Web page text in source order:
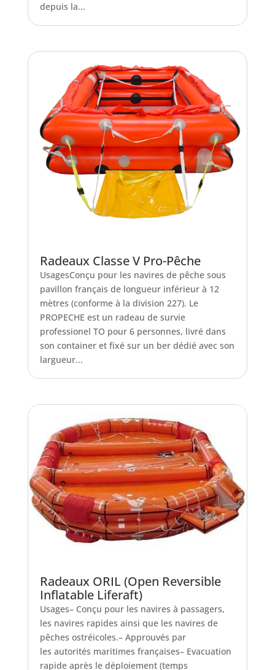
depuis la...
Radeaux Classe V Pro-Pêche
UsagesConçu pour les navires de pêche sous
pavillon français de longueur inférieur à 12
mètres (conforme à la division 227). Le
PROPECHE est un radeau de survie
professionel TO pour 6 personnes, livré dans
son container et fixé sur un ber dédié avec son
largueur...
Radeaux ORIL (Open Reversible
Inflatable Liferaft)
Usages– Conçu pour les navires à passagers,
les navires rapides ainsi que les navires de
pêches ostréicoles.– Approuvés par
les autorités maritimes françaises– Evacuation
rapide après le déploiement (temps